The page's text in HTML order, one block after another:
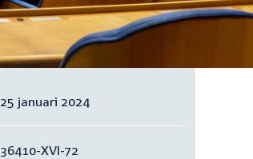
Datum:
25 januari 2024
Nummer:
36410-XVI-72